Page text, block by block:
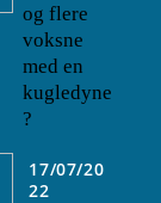
og flere
voksne
med en
kugledyne
?
17/07/20
22